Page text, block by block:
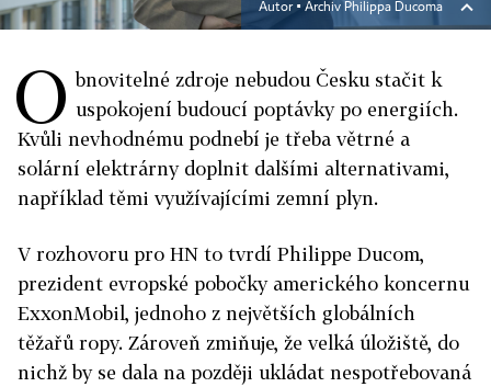
Autor ▪ Archiv Philippa Ducoma
O bnovitelné zdroje nebudou Česku stačit k
uspokojení budoucí poptávky po energiích.
Kvůli nevhodnému podnebí je třeba větrné a
solární elektrárny doplnit dalšími alternativami,
například těmi využívajícími zemní plyn.
V rozhovoru pro HN to tvrdí Philippe Ducom,
prezident evropské pobočky amerického koncernu
ExxonMobil, jednoho z největších globálních
těžařů ropy. Zároveň zmiňuje, že velká úložiště, do
nichž by se dala na později ukládat nespotřebovaná